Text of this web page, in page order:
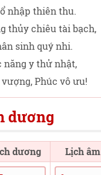
nhập thiên thu.
thủy chiêu tài bạch,
sinh quý nhi.
y thử nhật,
Phúc vô ưu!
dương
dương Lịch âm